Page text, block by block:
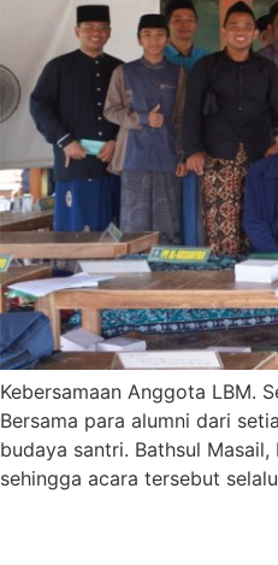
Kebersamaan Anggota LBM.
Bersama para alumni dari
budaya santri. Bathsul
sehingga acara tersebut